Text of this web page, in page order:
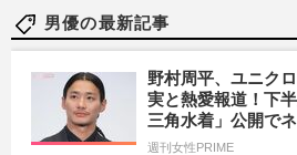
男優の最新記事
野村周平、ユニク
実と熱愛報道！下
三角水着」公開で
週刊女性PRIME